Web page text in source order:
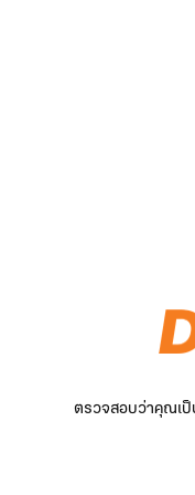
ตรวจสอบว่าคุณเป็